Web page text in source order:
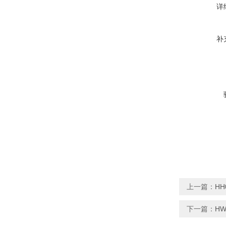
详
补
上一篇：
下一篇：